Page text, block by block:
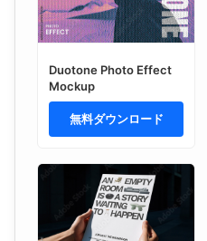
Duotone Photo Effect
Mockup
無料ダウンロード